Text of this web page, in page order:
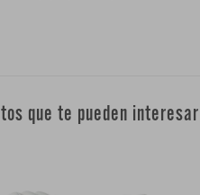
que te pueden interesar